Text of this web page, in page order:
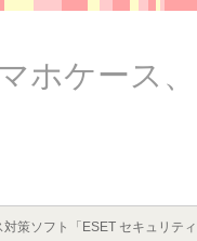
ホケース
策ソフト「ESET セキュリティ